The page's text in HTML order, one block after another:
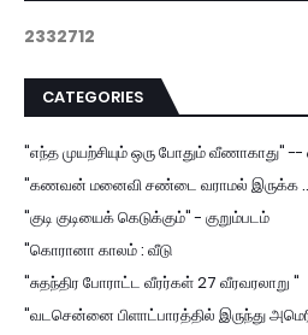
2332712
CATEGORIES
"எந்த முயற்சியும் ஒரு போதும் வீணாகாது" --
"கணவன் மனைவி சண்டை வராமல் இருக்க
"குடி குடியைக் கெடுக்கும்" - குறும்படம்
"கொரானா காலம் : வீடு
"சுதந்திர போராட்ட வீரர்கள் 27 வீரவரலாறு "
"வடசென்னை பிளாட்பாரத்தில் இருந்து